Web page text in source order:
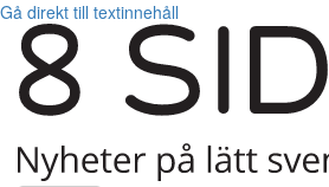
Gå direkt till textinnehåll